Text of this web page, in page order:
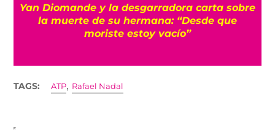
¡Imparables! México firma su mejor
participación en Juegos Centroamericanos
con récord de medallas
TAGS: ATP, Rafael Nadal